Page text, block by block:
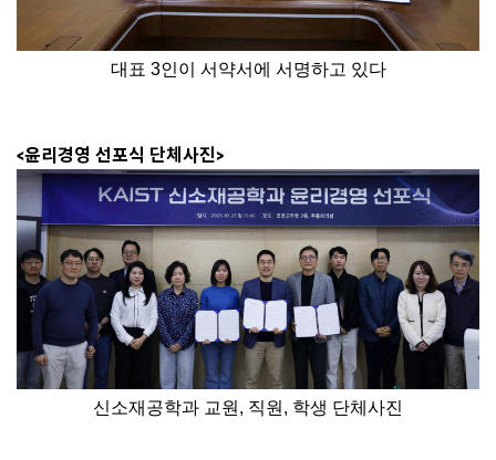
대표 3인이 서약서에 서명하고 있다
<윤리경영 선포식 단체사진>
신소재공학과 교원, 직원, 학생 단체사진